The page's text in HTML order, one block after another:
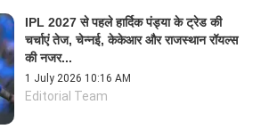
IPL 2027 से पहले हार्दिक पंड्या के ट्रेड की
चर्चाएं तेज, चेन्नई, केकेआर और राजस्थान रॉयल्स
की नजर...
1 July 2026 10:16 AM
Editorial Team